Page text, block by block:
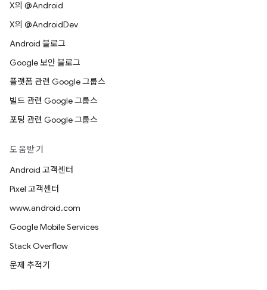
X의 @Android
X의 @AndroidDev
Android 블로그
Google 보안 블로그
플랫폼 관련 Google 그룹스
빌드 관련 Google 그룹스
포팅 관련 Google 그룹스
도움받기
Android 고객센터
Pixel 고객센터
www.android.com
Google Mobile Services
Stack Overflow
문제 추적기